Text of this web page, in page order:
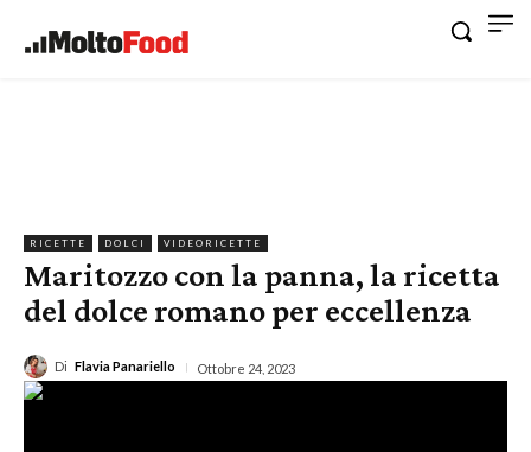
RICETTE DOLCI VIDEORICETTE
Maritozzo con la panna, la ricetta
del dolce romano per eccellenza
Di Flavia Panariello Ottobre 24, 2023